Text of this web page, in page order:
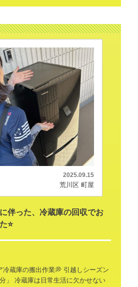
2025.09.15
荒川区 町屋
伴った、冷蔵庫の回収でお
⭐️
冷蔵庫の搬出作業💭 引越しシーズン
」
冷蔵庫は日常生活に欠かせない